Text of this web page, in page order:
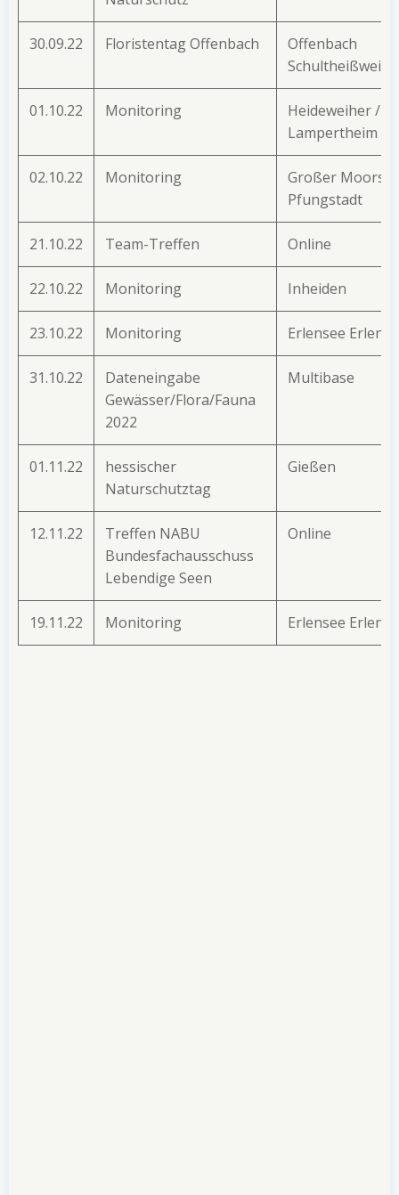
30.09.22 Floristentag Offenbach
Offenbach
01.10.22 Monitoring
Heideweiher /
Lampertheim
02.10.22 Monitoring
Großer
Pfungstadt
21.10.22 Team-Treffen Online
22.10.22 Monitoring Inheiden
23.10.22 Monitoring Erlensee
31.10.22
Dateneingabe
Gewässer/Flora/Fauna
2022
Multibase
01.11.22
hessischer
Naturschutztag
Gießen
12.11.22
Treffen NABU
Bundesfachausschuss
Lebendige Seen
Online
19.11.22 Monitoring Erlensee